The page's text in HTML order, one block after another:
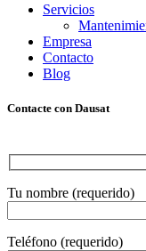
Servicios
Empresa
Contacto
Blog
Contacte con Dausat
Tu nombre (requerido)
Teléfono (requerido)